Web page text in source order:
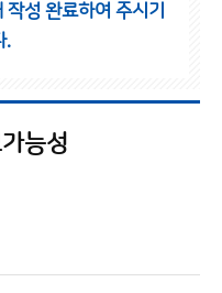
성 완료하여 주시기
.
능성